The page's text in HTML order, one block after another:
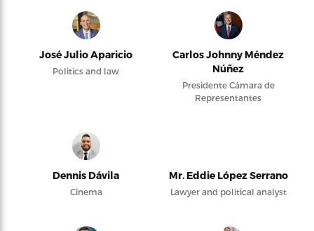
José Julio Aparicio
Politics and law
Carlos Johnny Méndez
Núñez
Presidente Cámara de
Representantes
Dennis Dávila
Cinema
Mr. Eddie López Serrano
Lawyer and political analyst